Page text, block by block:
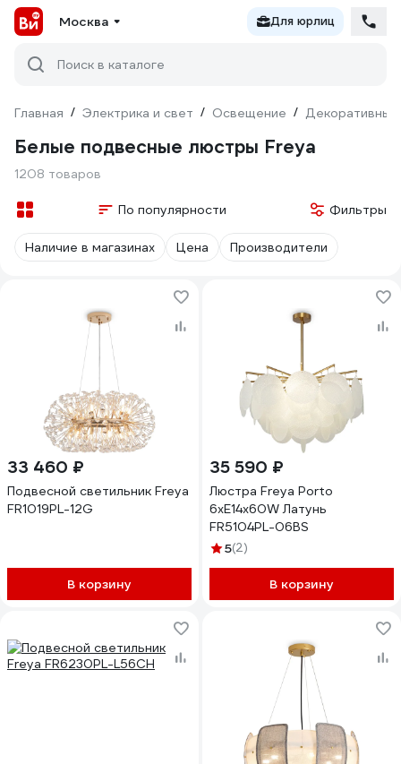
Москва Для юрлиц
Поиск в каталоге
Главная / Электрика и свет / Освещение / Декоративный
Белые подвесные люстры Freya
1208 товаров
По популярности Фильтры
Наличие в магазинах Цена Производители
33 460 ₽
Подвесной светильник Freya
FR1019PL-12G
В корзину
35 590 ₽
Люстра Freya Porto
6хE14x60W Латунь
FR5104PL-06BS
5(2)
В корзину